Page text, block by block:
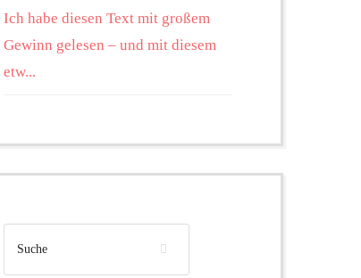
Ich habe diesen Text mit großem
Gewinn gelesen – und mit diesem
etw...